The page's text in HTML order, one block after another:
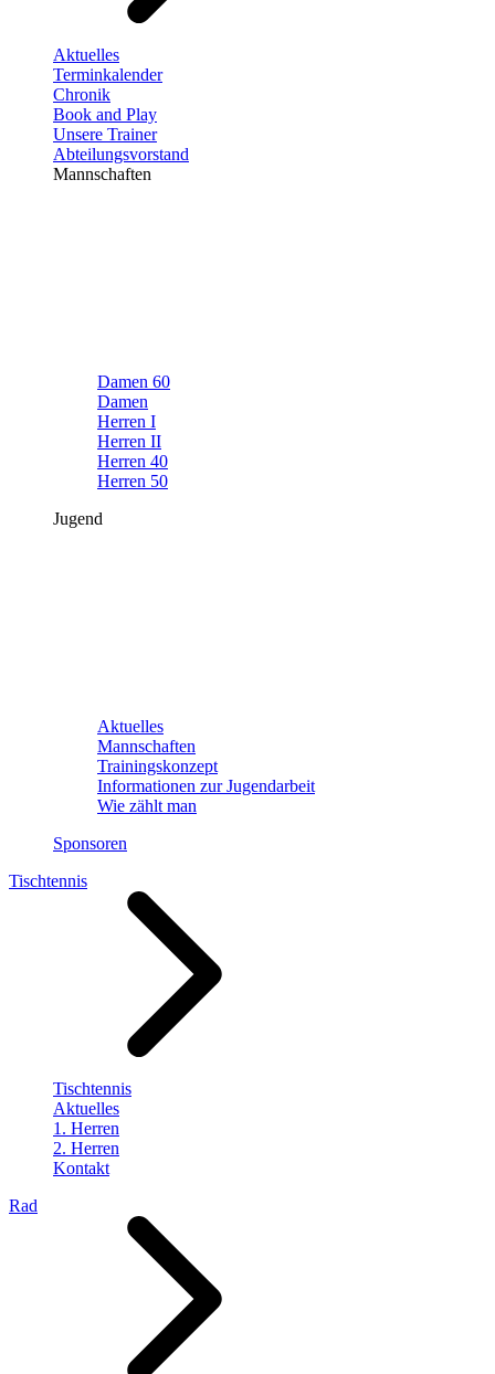
Aktuelles
Terminkalender
Chronik
Book and Play
Unsere Trainer
Abteilungsvorstand
Mannschaften
Damen 60
Damen
Herren I
Herren II
Herren 40
Herren 50
Jugend
Aktuelles
Mannschaften
Trainingskonzept
Informationen zur Jugendarbeit
Wie zählt man
Sponsoren
Tischtennis
Tischtennis
Aktuelles
1. Herren
2. Herren
Kontakt
Rad